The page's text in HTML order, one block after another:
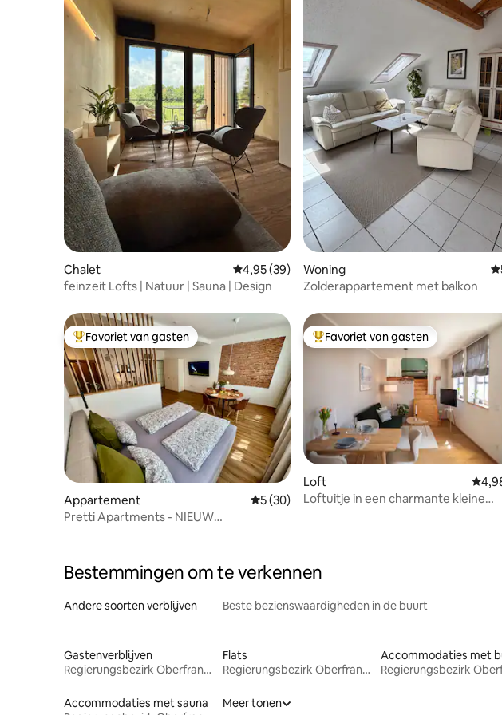
Chalet Gemiddelde beoordeling van 4,95 op 5, 39
4,95 (39)
feinzeit Lofts | Natuur | Sauna | Design
Woning
Zolderappartement met balkon
Topfavoriet van gasten
Favoriet van gasten
Appartement Gemiddelde beoordeling van 5 op 5, 30
5 (30)
Pretti Apartments - NIEUW
Topfavoriet van gasten
Favoriet van gasten
Loft
Loftuitje in een charmante kleine
Bestemmingen om te verkennen
Andere soorten verblijven Beste bezienswaardigheden in de buurt
Gastenverblijven
Regierungsbezirk Oberfranken
Flats
Regierungsbezirk Oberfranken
Accommodaties met sauna
Meer tonen